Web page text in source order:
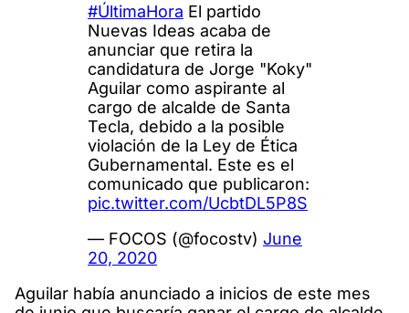
#ÚltimaHora El partido
Nuevas Ideas acaba de
anunciar que retira la
candidatura de Jorge "Koky"
Aguilar como aspirante al
cargo de alcalde de Santa
Tecla, debido a la posible
violación de la Ley de Ética
Gubernamental. Este es el
comunicado que publicaron:
pic.twitter.com/UcbtDL5P8S
— FOCOS (@focostv) June
20, 2020
Aguilar había anunciado a inicios de este mes